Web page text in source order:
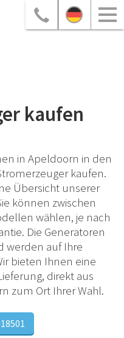
kaufen
in Apeldoorn in den
kaufen.
Übersicht unserer
können zwischen
wählen, je nach
Die Generatoren
werden auf Ihre
bieten Ihnen eine
direkt aus
zum Ort Ihrer Wahl.